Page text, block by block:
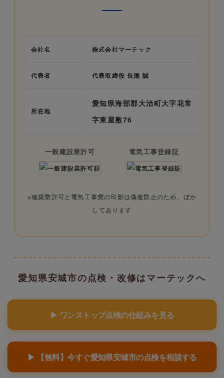
会社名 株式会社マーテック
代表者 代表取締役 長瀨 誠
所在地
愛知県海部郡大治町大字花常
字東屋敷76
一般建設業許可 電気工事登録証
※建築業許可と電気工事業の印影は偽造防止のため、ぼか
してあります
愛知県安城市の点検・改修はマーテックへ
▶ ワンストップ点検の仕組みを見る
▶ 【無料】今すぐ愛知県安城市の点検を相談する